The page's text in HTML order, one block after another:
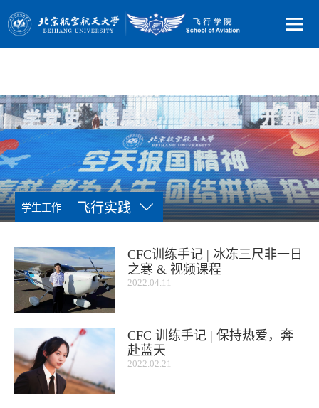
学生工作— 飞行实践
CFC训练手记 | 冰冻三尺非一日
之寒 & 视频课程
2022.04.11
CFC 训练手记 | 保持热爱，奔
赴蓝天
2022.02.21